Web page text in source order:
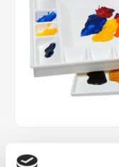
€29,99